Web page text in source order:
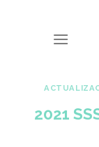
2021